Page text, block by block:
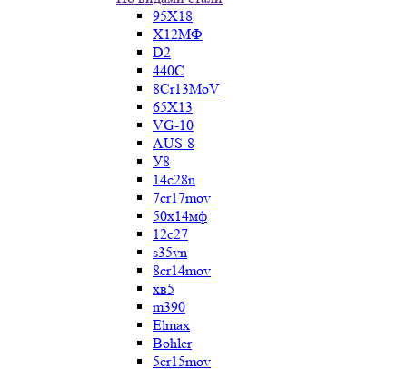
95Х18
Х12МФ
D2
440C
8Cr13MoV
65Х13
VG-10
AUS-8
У8
14c28n
7cr17mov
50х14мф
12c27
s35vn
8cr14mov
хв5
m390
Elmax
Bohler
5cr15mov